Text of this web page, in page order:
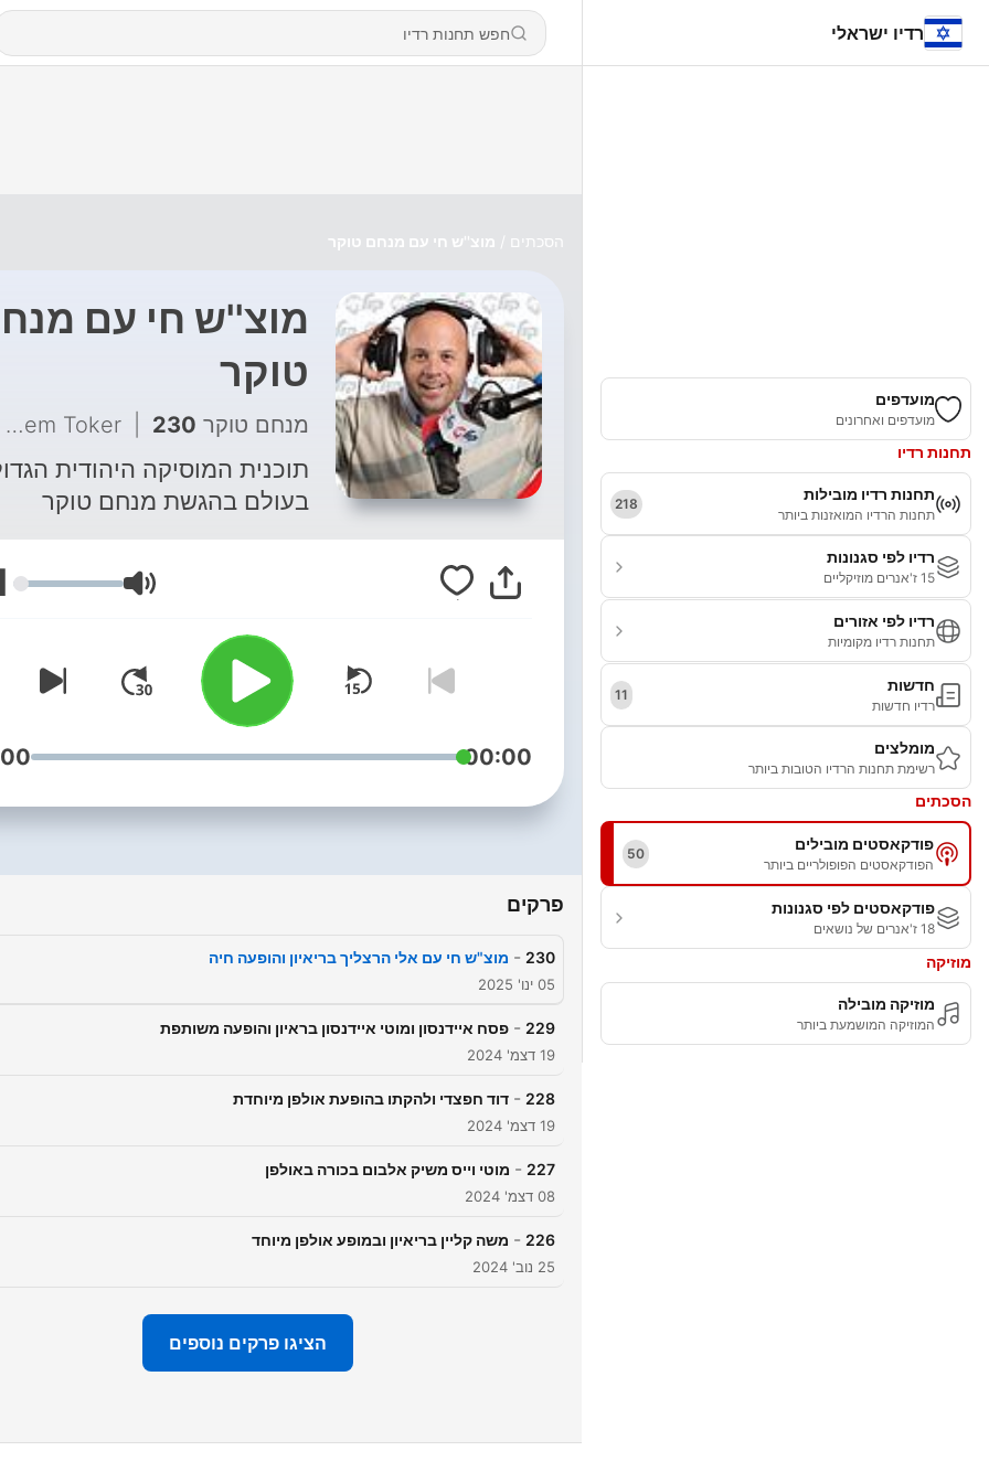
רדיו ישראלי
מועדפים
מועדפים ואחרונים
תחנות רדיו
תחנות רדיו מובילות
תחנות הרדיו המואזנות ביותר
218
רדיו לפי סגנונות
15 ז'אנרים מוזיקליים
רדיו לפי אזורים
תחנות רדיו מקומיות
חדשות
רדיו חדשות
11
מומלצים
רשימת תחנות הרדיו הטובות ביותר
הסכתים
פודקאסטים מובילים
הפודקאסטים הפופולריים ביותר
50
פודקאסטים לפי סגנונות
18 ז'אנרים של נושאים
מוזיקה
מוזיקה מובילה
המוזיקה המושמעת ביותר
הסכתים מוצ''ש חי עם מנחם טוקר
מוצ''ש חי עם
טוקר
מנחם טוקר Menachem Toker 230 - מוצ"ש חי עם אלי הרצליך בריאיון והופעה חיה
תוכנית המוסיקה היהודית
בעולם בהגשת מנחם טוקר
עוצמת שמע
00:00
פרקים
230
- מוצ"ש חי עם אלי הרצליך בריאיון והופעה חיה
05 ינו' 2025
229
- פסח איידנסון ומוטי איידנסון בראיון והופעה משותפת
19 דצמ' 2024
228
- דוד חפצדי ולהקתו בהופעת אולפן מיוחדת
19 דצמ' 2024
227
- מוטי וייס משיק אלבום בכורה באולפן
08 דצמ' 2024
226
- משה קליין בריאיון ובמופע אולפן מיוחד
25 נוב' 2024
הציגו פרקים נוספים